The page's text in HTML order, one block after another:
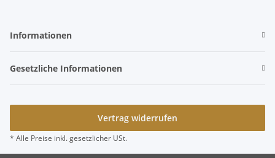
Informationen
Gesetzliche Informationen
Vertrag widerrufen
* Alle Preise inkl. gesetzlicher USt.